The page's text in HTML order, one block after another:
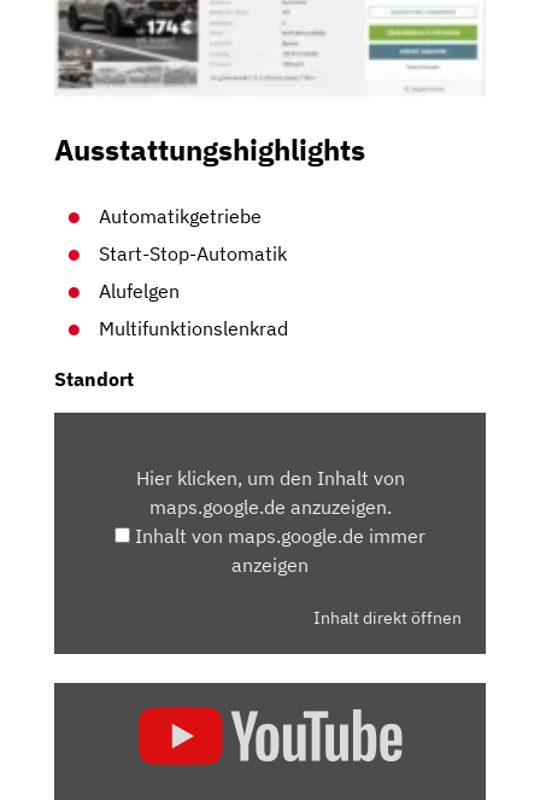
Ausstattungshighlights
Automatikgetriebe
Start-Stop-Automatik
Alufelgen
Multifunktionslenkrad
Standort
MAPS.GOOGLE.DEHier klicken, um den Inhalt von
maps.google.de anzuzeigen.
Inhalt von maps.google.de immer
anzeigen
Inhalt direkt öffnen
FORMENTOR